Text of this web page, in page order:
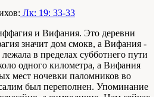
Лк: 19: 33-33
и Вифания. Это деревни
значит дом смокв, а Вифания -
в пределах субботнего пути
одного километра, а Вифания
мест ночевки паломников во
был переполнен. Упоминание